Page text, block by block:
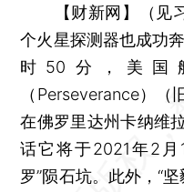
【财新网】（见
个火星探测器也成功
时50分，美国
（Perseverance）（
在佛罗里达州卡纳维
话它将于2021年2
罗”陨石坑。此外，“